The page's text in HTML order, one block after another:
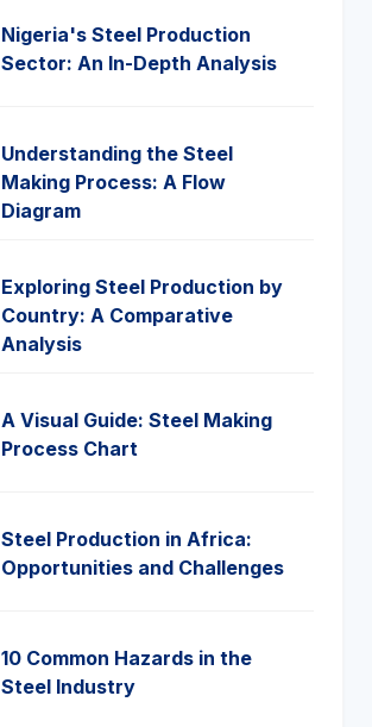
Nigeria's Steel Production
Sector: An In-Depth Analysis
Understanding the Steel
Making Process: A Flow
Diagram
Exploring Steel Production by
Country: A Comparative
Analysis
A Visual Guide: Steel Making
Process Chart
Steel Production in Africa:
Opportunities and Challenges
10 Common Hazards in the
Steel Industry